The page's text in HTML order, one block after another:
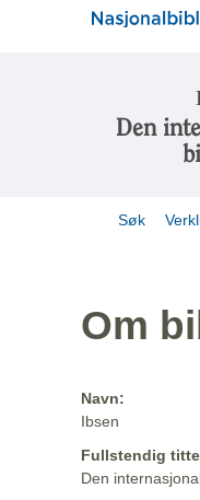
Den
Søk
Om
Navn:
Ibsen
Fullstendig
Den